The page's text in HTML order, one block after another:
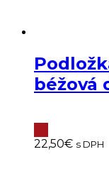
béžová
22,50€ s DPH